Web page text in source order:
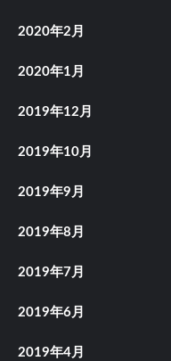
2020年2月
2020年1月
2019年12月
2019年10月
2019年9月
2019年8月
2019年7月
2019年6月
2019年4月